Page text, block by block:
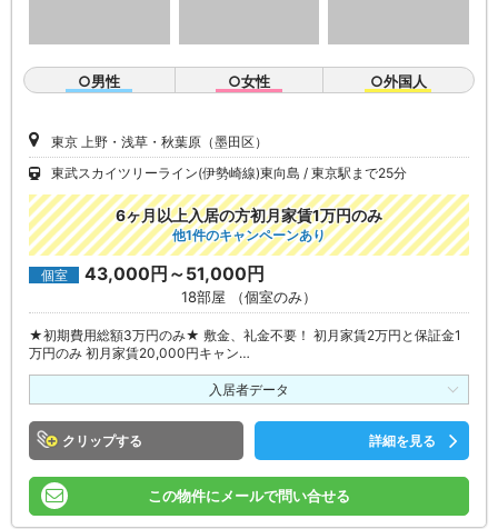
○男性 ○女性 ○外国人
東京 上野・浅草・秋葉原（墨田区）
東武スカイツリーライン(伊勢崎線)東向島
東京駅まで25分
6ヶ月以上入居の方初月家賃1万円のみ
他1件のキャンペーンあり
個室 43,000円～51,000円
18部屋 （個室のみ）
★初期費用総額3万円のみ★ 敷金、礼金不要！ 初月家賃2万円と保証金1
万円のみ 初月家賃20,000円キャン…
入居者データ
クリップ 詳細を見る
この物件にメールで問い合せる